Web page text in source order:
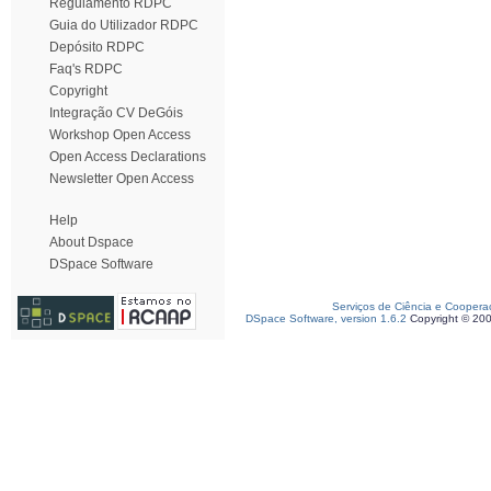
Regulamento RDPC
Guia do Utilizador RDPC
Depósito RDPC
Faq's RDPC
Copyright
Integração CV DeGóis
Workshop Open Access
Open Access Declarations
Newsletter Open Access
Help
About Dspace
DSpace Software
Serviços de Ciência e
DSpace Software, version 1.6.2 Copyright ©